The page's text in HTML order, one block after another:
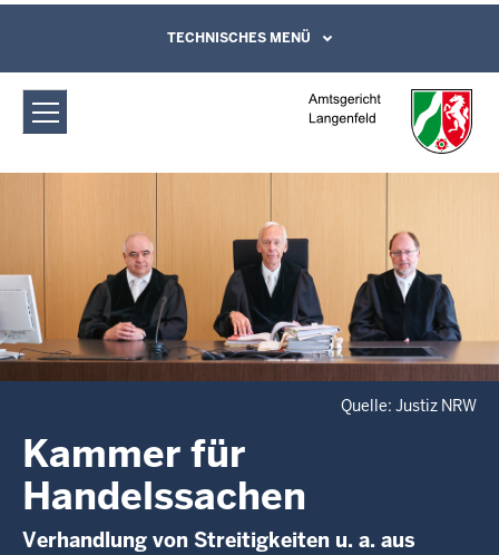
Amtsgericht Langenfeld: Kammer für
Handelssachen
Direkt zum Inhalt
Leichte Sprache, Gebärdensprachenvideo
und Kontaktformular
TECHNISCHES MENÜ
Quelle: Justiz NRW
Kammer für
Handelssachen
Verhandlung von Streitigkeiten u. a. aus